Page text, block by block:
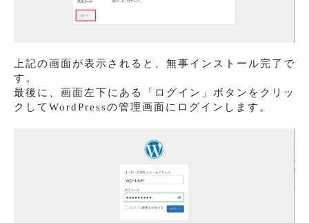
上記の画面が表示されると、無事インストール完了で
す。
最後に、画面左下にある「ログイン」ボタンをクリッ
クしてWordPressの管理画面にログインします。